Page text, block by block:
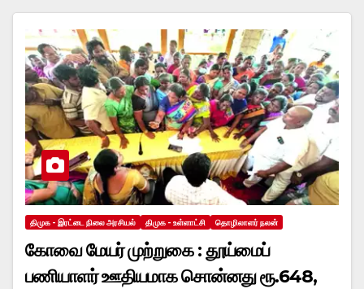
திமுக - இரட்டை நிலை அரசியல் திமுக - உள்ளாட்சி தொழிலாளர் நலன்
கோவை மேயர் முற்றுகை : தூய்மைப்
பணியாளர் ஊதியமாக சொன்னது ரூ.648,